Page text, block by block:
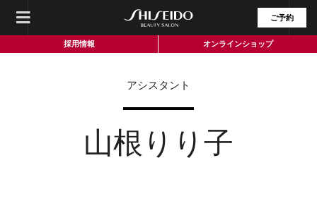
ご予約
採用情報 オンラインショップ
アシスタント
山根りり子